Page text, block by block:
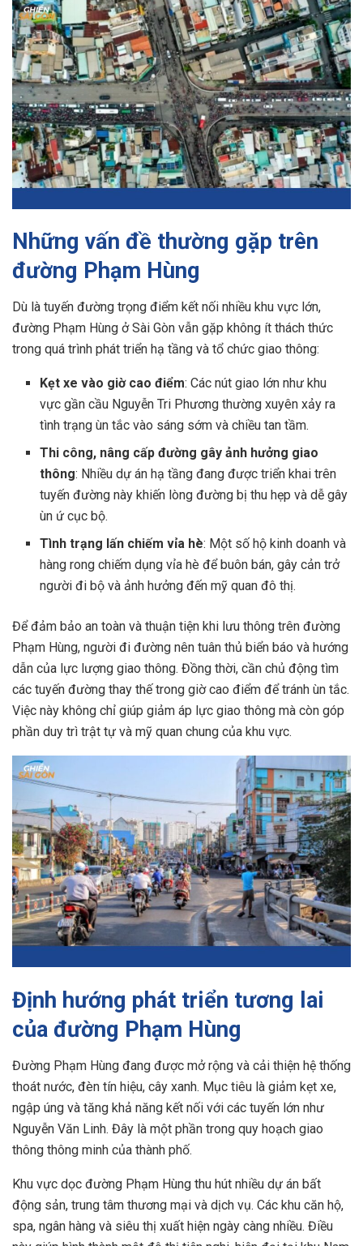
Những vấn đề thường gặp trên
đường Phạm Hùng
Dù là tuyến đường trọng điểm kết nối nhiều khu vực lớn,
đường Phạm Hùng ở Sài Gòn vẫn gặp không ít thách thức
trong quá trình phát triển hạ tầng và tổ chức giao thông:
Kẹt xe vào giờ cao điểm: Các nút giao lớn như khu
vực gần cầu Nguyễn Tri Phương thường xuyên xảy ra
tình trạng ùn tắc vào sáng sớm và chiều tan tầm.
Thi công, nâng cấp đường gây ảnh hưởng giao
thông: Nhiều dự án hạ tầng đang được triển khai trên
tuyến đường này khiến lòng đường bị thu hẹp và dễ gây
ùn ứ cục bộ.
Tình trạng lấn chiếm vỉa hè: Một số hộ kinh doanh và
hàng rong chiếm dụng vỉa hè để buôn bán, gây cản trở
người đi bộ và ảnh hưởng đến mỹ quan đô thị.
Để đảm bảo an toàn và thuận tiện khi lưu thông trên đường
Phạm Hùng, người đi đường nên tuân thủ biển báo và hướng
dẫn của lực lượng giao thông. Đồng thời, cần chủ động tìm
các tuyến đường thay thế trong giờ cao điểm để tránh ùn tắc.
Việc này không chỉ giúp giảm áp lực giao thông mà còn góp
phần duy trì trật tự và mỹ quan chung của khu vực.
Định hướng phát triển tương lai
của đường Phạm Hùng
Đường Phạm Hùng đang được mở rộng và cải thiện hệ thống
thoát nước, đèn tín hiệu, cây xanh. Mục tiêu là giảm kẹt xe,
ngập úng và tăng khả năng kết nối với các tuyến lớn như
Nguyễn Văn Linh. Đây là một phần trong quy hoạch giao
thông thông minh của thành phố.
Khu vực dọc đường Phạm Hùng thu hút nhiều dự án bất
động sản, trung tâm thương mại và dịch vụ. Các khu căn hộ,
spa, ngân hàng và siêu thị xuất hiện ngày càng nhiều. Điều